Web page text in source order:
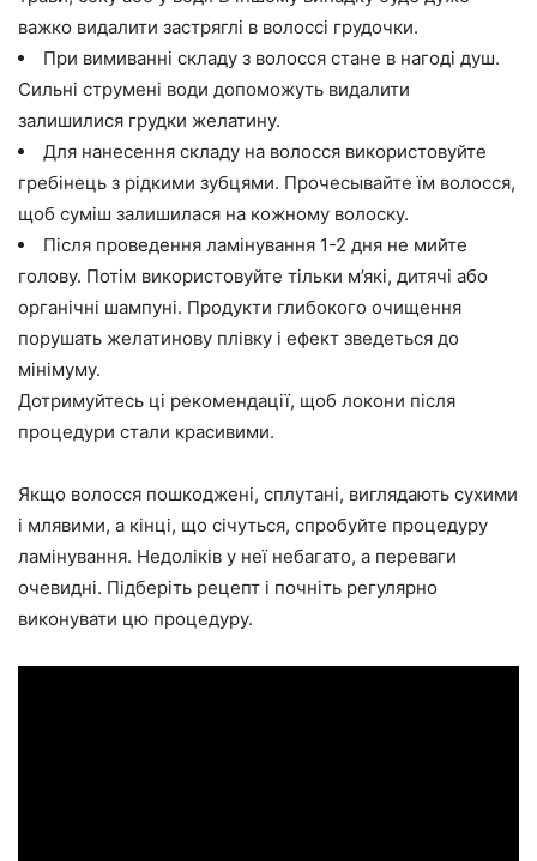
важко видалити застряглі в волоссі грудочки.
При вимиванні складу з волосся стане в нагоді душ.
Сильні струмені води допоможуть видалити
залишилися грудки желатину.
Для нанесення складу на волосся використовуйте
гребінець з рідкими зубцями. Прочесывайте їм волосся,
щоб суміш залишилася на кожному волоску.
Після проведення ламінування 1-2 дня не мийте
голову. Потім використовуйте тільки м’які, дитячі або
органічні шампуні. Продукти глибокого очищення
порушать желатинову плівку і ефект зведеться до
мінімуму.
Дотримуйтесь ці рекомендації, щоб локони після
процедури стали красивими.
Якщо волосся пошкоджені, сплутані, виглядають сухими
і млявими, а кінці, що січуться, спробуйте процедуру
ламінування. Недоліків у неї небагато, а переваги
очевидні. Підберіть рецепт і почніть регулярно
виконувати цю процедуру.